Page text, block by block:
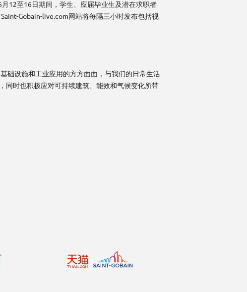
12至16日期间，学生、应届毕业生及潜在求职者
Gobain-live.com网站将每隔三小时发布包括视
础设施和工业应用的方方面面，与我们的日常生活
同时也积极应对可持续建筑、能效和气候变化所带